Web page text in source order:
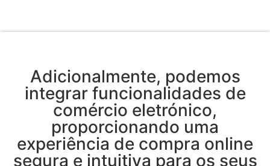
Adicionalmente, podemos
integrar funcionalidades de
comércio eletrónico,
proporcionando uma
experiência de compra online
segura e intuitiva para os seus